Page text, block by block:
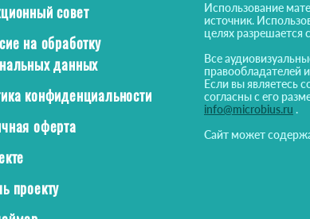
совет
на обработку
данных
конфиденциальности
оферта
проекту
Использование
источник.
целях разрешается
Все
правообладателей
Если вы являетесь
согласны с его
info@microbius.ru .
Сайт может